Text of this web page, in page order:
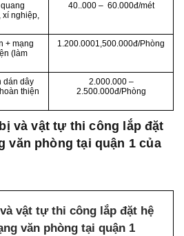
xí nghiệp,
40..000 – 60.000đ/mét
+ mạng
(làm
1.200.0001,500.000đ/Phòng
dán dây
thiện
2.000.000 –
2.500.000đ/Phòng
và vật tự thi công lắp đặt
văn phòng tại quận 1 của
vật tự thi công lắp đặt hệ
văn phòng tại quận 1